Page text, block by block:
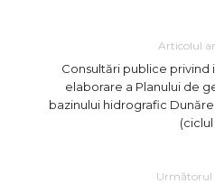
Articolul
Consultări publice
elaborare a Planului de
bazinului hidrografic
(ciclul
Următorul